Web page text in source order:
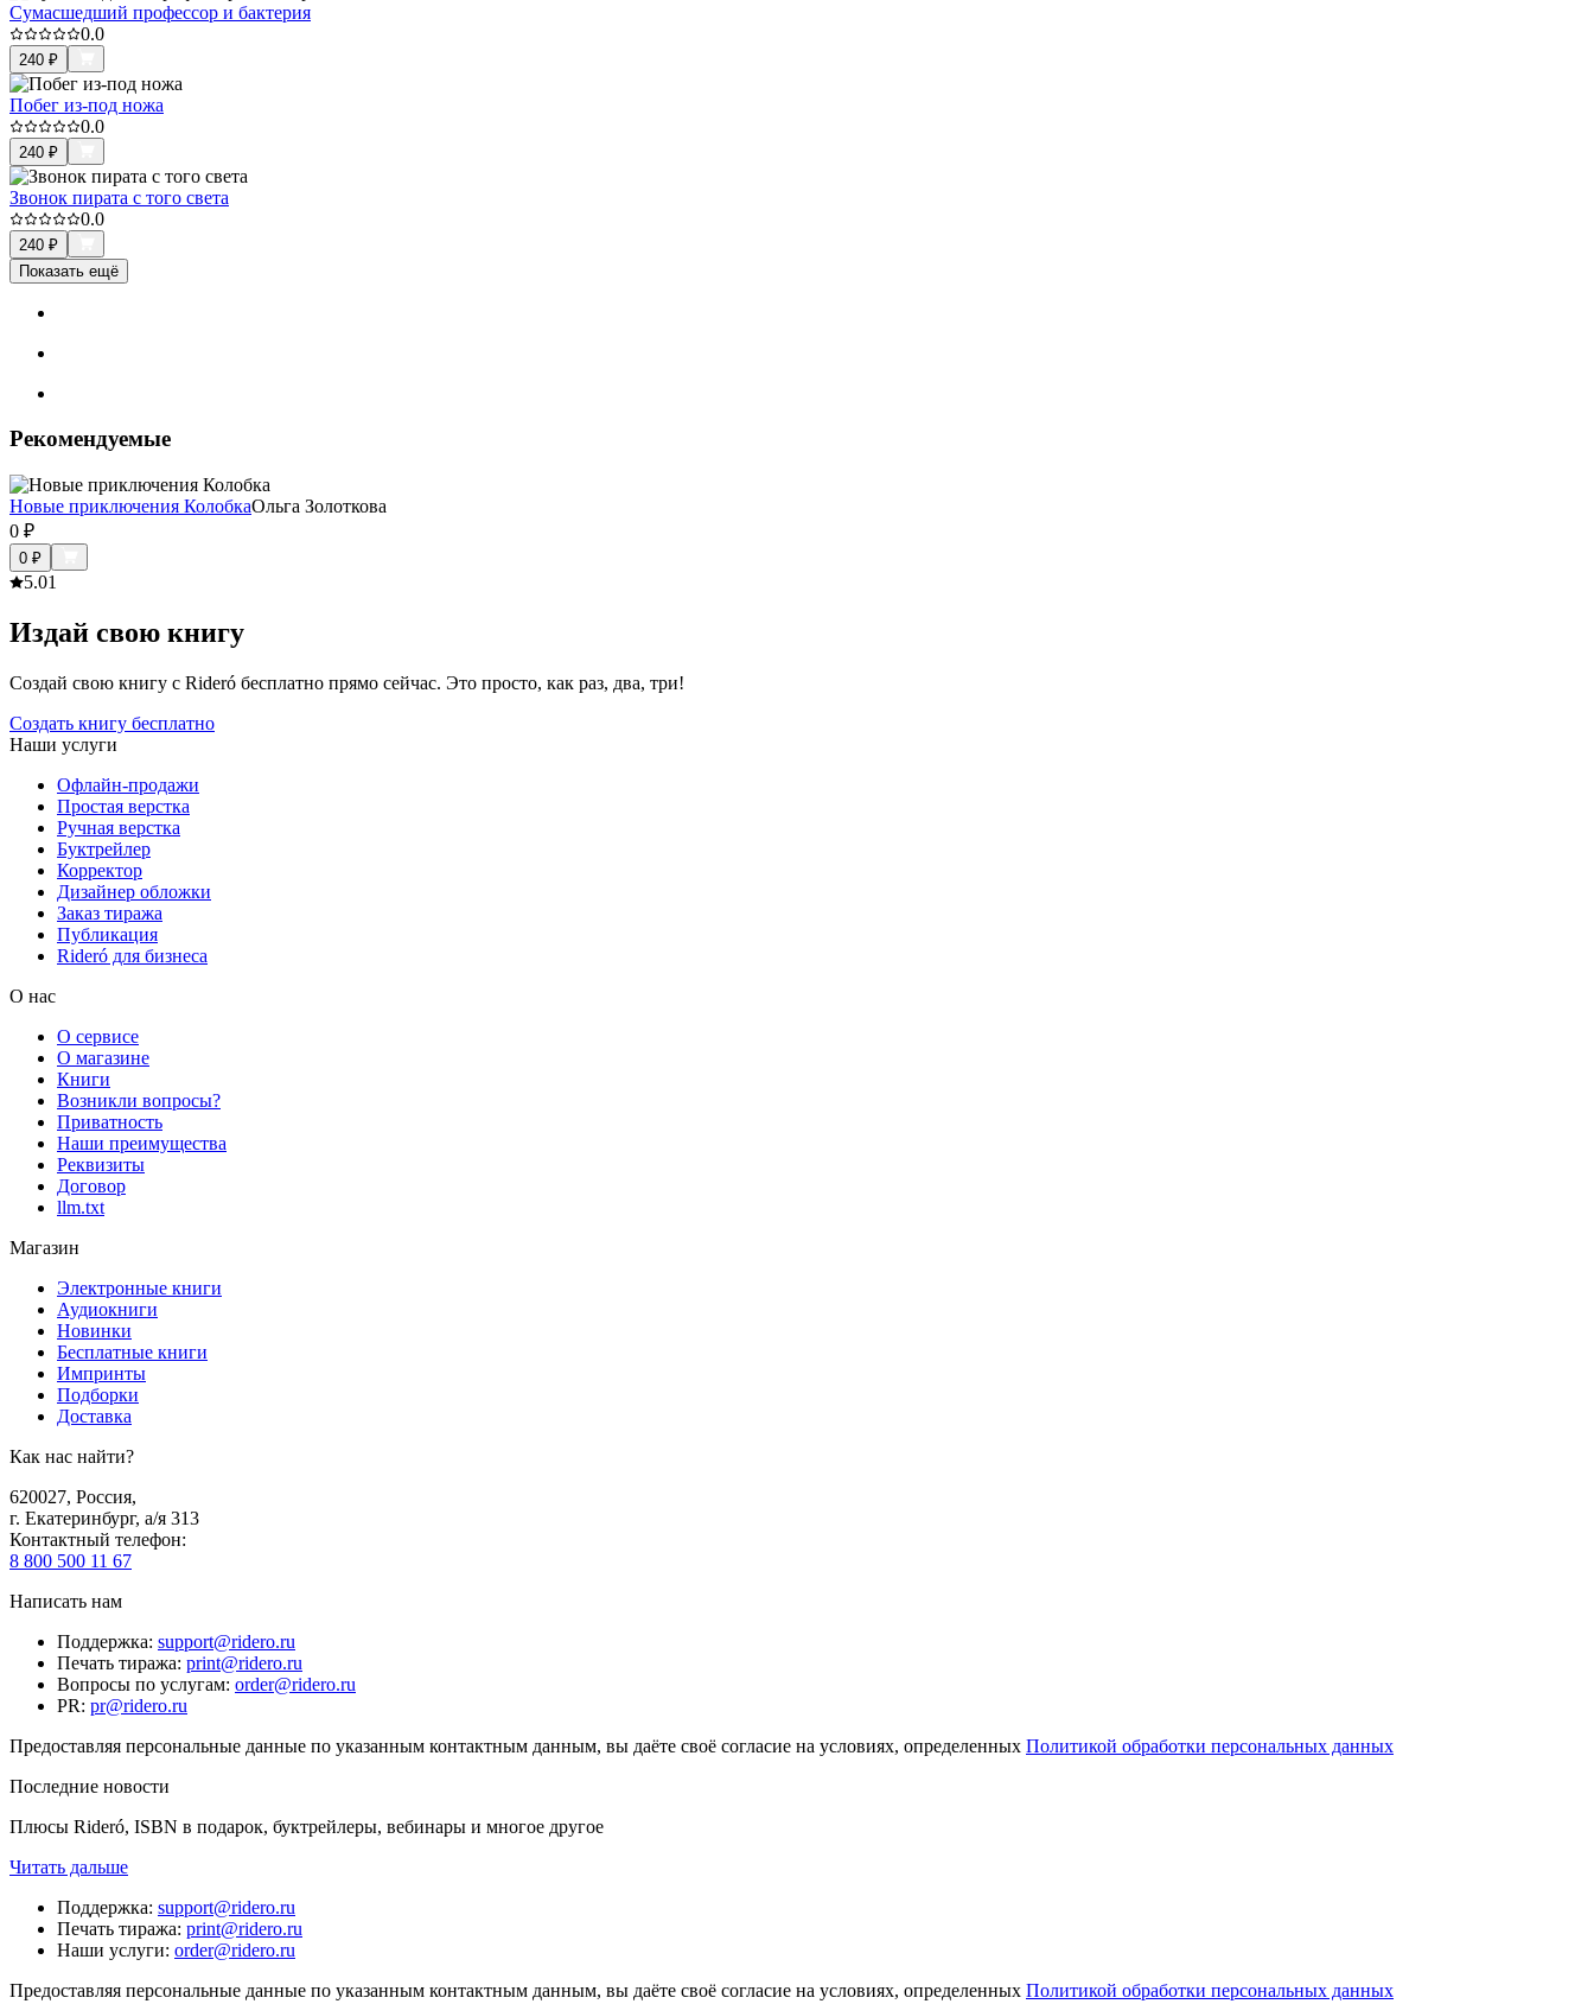
Сумасшедший профессор и бактерия
0.0
240 ₽
Побег из-под ножа
0.0
240 ₽
Звонок пирата с того света
0.0
240 ₽
Показать ещё
Рекомендуемые
Новые приключения КолобкаОльга Золоткова
0 ₽
0 ₽
5.01
Издай свою книгу
Создай свою книгу с Rideró бесплатно прямо сейчас. Это просто, как раз, два, три!
Создать книгу бесплатно
Наши услуги
Офлайн-продажи
Простая верстка
Ручная верстка
Буктрейлер
Корректор
Дизайнер обложки
Заказ тиража
Публикация
Rideró для бизнеса
О нас
О сервисе
О магазине
Книги
Возникли вопросы?
Приватность
Наши преимущества
Реквизиты
Договор
llm.txt
Магазин
Электронные книги
Аудиокниги
Новинки
Бесплатные книги
Импринты
Подборки
Доставка
Как нас найти?
620027, Россия,
г. Екатеринбург, а/я 313
Контактный телефон:
8 800 500 11 67
Написать нам
Поддержка: support@ridero.ru
Печать тиража: print@ridero.ru
Вопросы по услугам: order@ridero.ru
PR: pr@ridero.ru
Предоставляя персональные данные по указанным контактным данным, вы даёте своё согласие на условиях, определенных Политикой обработки персональных данных
Последние новости
Плюсы Rideró, ISBN в подарок, буктрейлеры, вебинары и многое другое
Читать дальше
Поддержка: support@ridero.ru
Печать тиража: print@ridero.ru
Наши услуги: order@ridero.ru
Предоставляя персональные данные по указанным контактным данным, вы даёте своё согласие на условиях, определенных Политикой обработки персональных данных